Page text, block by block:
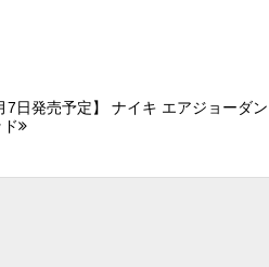
7日発売予定】 ナイキ エアジョーダ